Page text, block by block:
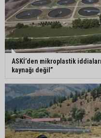
“Hırsız
95
Kızı
ASKİ’den mikroplastik
kaynağı değil”